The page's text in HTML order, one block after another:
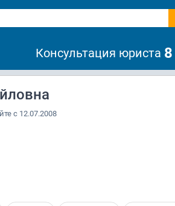
Консультация юриста
с 12.07.2008